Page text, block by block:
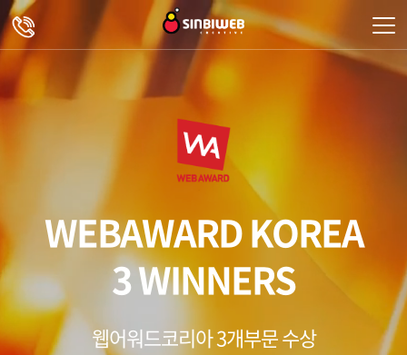
주메뉴 바로가기
컨텐츠 바로가기
WEBAWARD KOREA
3 WINNERS
웹어워드코리아 3개부문 수상